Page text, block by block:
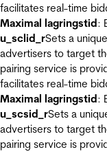
facilitates real-time
Maximal lagringstid:
u_sclid_rSets a
advertisers to target
pairing service is
facilitates real-time
Maximal lagringstid:
u_scsid_rSets a
advertisers to target
pairing service is